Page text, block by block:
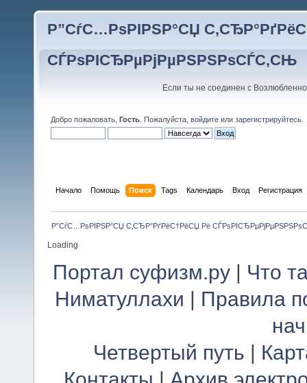
Р”СѓС…РѕРІРЅР°СЏ
СЃРѕРІСЂРµРјРµРЅРЅРѕСЃС‚СЊ
Если ты не соединен с
Добро пожаловать, Гость . Пожалуйста, войдите или зарегистрируйтесь
Начало Помощь Поиск Tags Календарь Вход Регистрация
Р”СѓС…РѕРІРЅР°СЏ С‚СЂР°РґРёС†РёСЏ Рё
Loading
Портал суфизм.ру| Что
Ниматуллахи | Правила
Четвертый путь |